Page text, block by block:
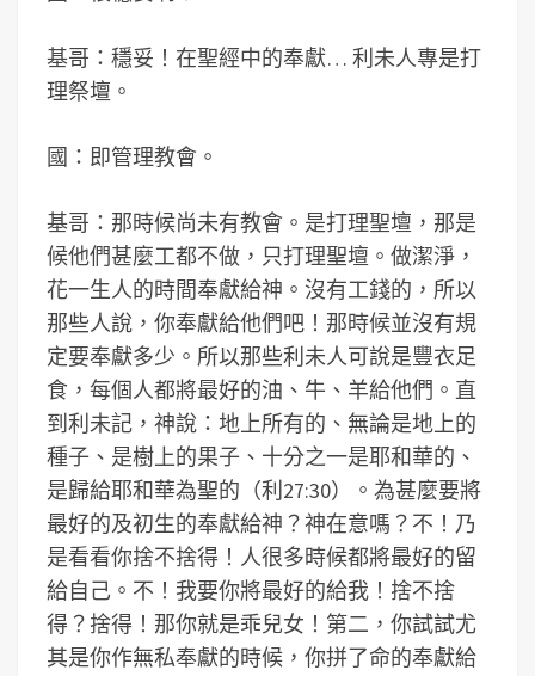
基哥：穩妥！在聖經中的奉獻… 利未人專是打
理祭壇。
國：即管理教會。
基哥：那時候尚未有教會。是打理聖壇，那是
候他們甚麼工都不做，只打理聖壇。做潔淨，
花一生人的時間奉獻給神。沒有工錢的，所以
那些人說，你奉獻給他們吧！那時候並沒有規
定要奉獻多少。所以那些利未人可說是豐衣足
食，每個人都將最好的油、牛、羊給他們。直
到利未記，神說：地上所有的、無論是地上的
種子、是樹上的果子、十分之一是耶和華的、
是歸給耶和華為聖的（利27:30）。為甚麼要將
最好的及初生的奉獻給神？神在意嗎？不！乃
是看看你捨不捨得！人很多時候都將最好的留
給自己。不！我要你將最好的給我！捨不捨
得？捨得！那你就是乖兒女！第二，你試試尤
其是你作無私奉獻的時候，你拼了命的奉獻給